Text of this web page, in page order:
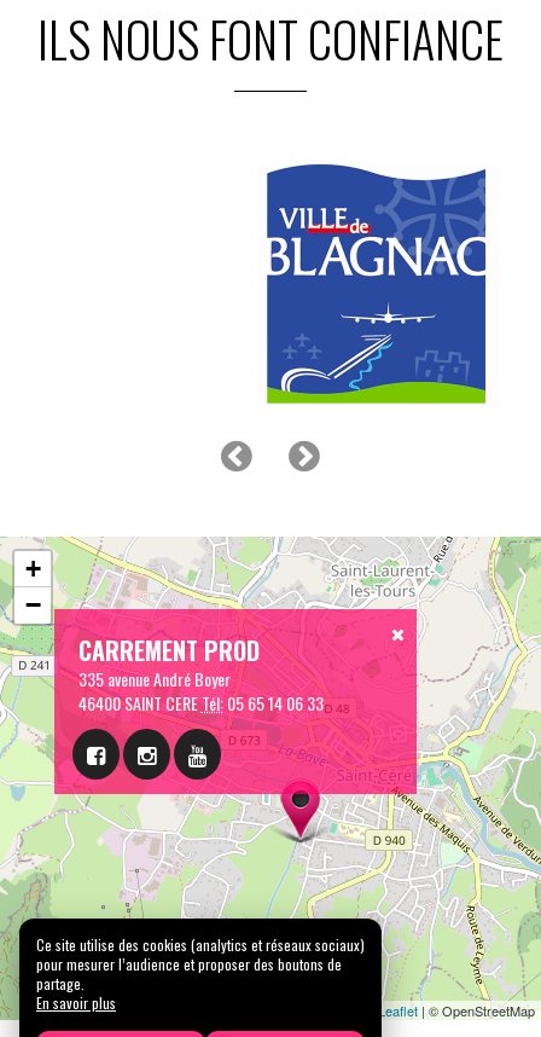
ILS NOUS FONT CONFIANCE
CARREMENT PROD
335 avenue André Boyer
46400 SAINT CERETél:05 65 14 06 33
+
−
Leaflet | © OpenStreetMap
Ce site utilise des cookies (analytics et réseaux sociaux)
pour mesurer l’audience et proposer des boutons de
partage.
En savoir plus